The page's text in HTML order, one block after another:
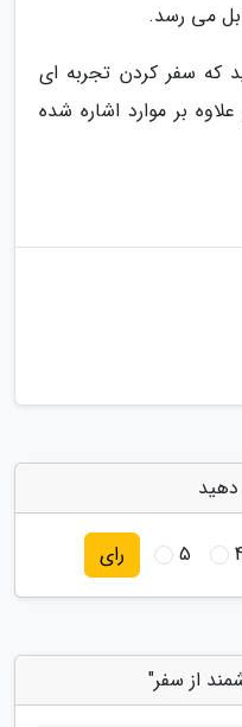
می رسد.
که سفر کردن تجربه ای
بر موارد اشاره شده
5 رای